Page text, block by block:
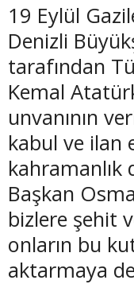
19 Eylül
Denizli
tarafından
Kemal
unvanının
kabul ve ilan
kahramanlık
Başkan
bizlere şehit
onların bu
aktarmaya
(20 Şubat - 20
Balık Burcunun